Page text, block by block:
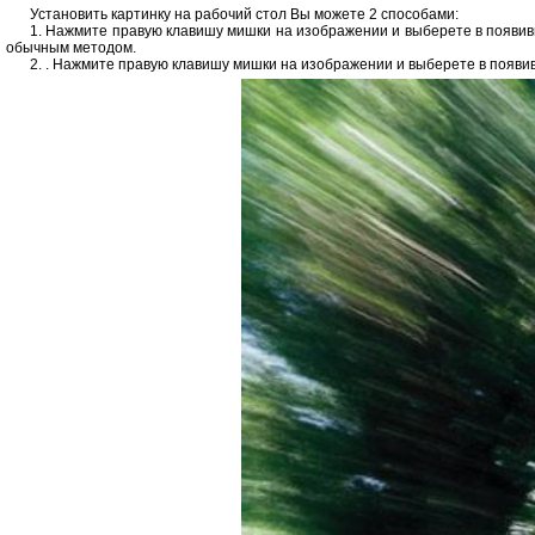
Установить картинку на рабочий стол Вы можете 2 способами:
1. Нажмите правую клавишу мишки на изображении и выберете в
обычным методом.
2. . Нажмите правую клавишу мишки на изображении и выберете в